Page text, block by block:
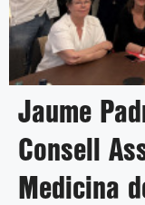
Jaume
Consell
Medicina